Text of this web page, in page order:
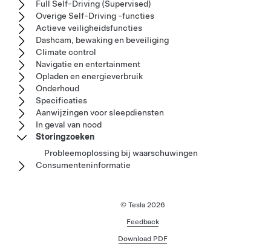
Full Self-Driving (Supervised)
Overige Self-Driving -functies
Actieve veiligheidsfuncties
Dashcam, bewaking en beveiliging
Climate control
Navigatie en entertainment
Opladen en energieverbruik
Onderhoud
Specificaties
Aanwijzingen voor sleepdiensten
In geval van nood
Storingzoeken
Probleemoplossing bij waarschuwingen
Consumenteninformatie
© Tesla 2026
Feedback
Download PDF